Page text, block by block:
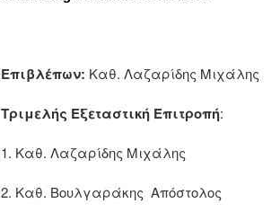
Επιβλέπων: Καθ. Λαζαρίδης Μιχάλης
Τριμελής Εξεταστική Επιτροπή:
1. Καθ. Λαζαρίδης Μιχάλης
2. Καθ. Βουλγαράκης Απόστολος